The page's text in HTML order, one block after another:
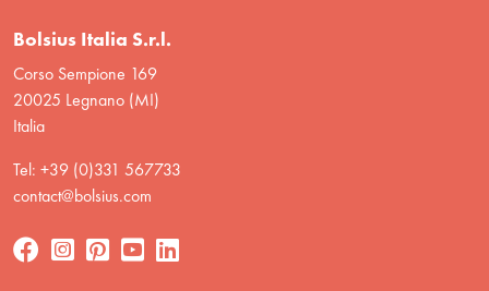
Bolsius Italia S.r.l.
Corso Sempione 169
20025 Legnano (MI)
Italia
Tel: +39 (0)331 567733
contact@bolsius.com